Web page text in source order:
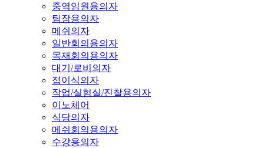
중역임원용의자
팀장용의자
메쉬의자
일반회의용의자
목재회의용의자
대기/로비의자
접이식의자
작업/실험실/진찰용의자
이노체어
식당의자
메쉬회의용의자
수강용의자